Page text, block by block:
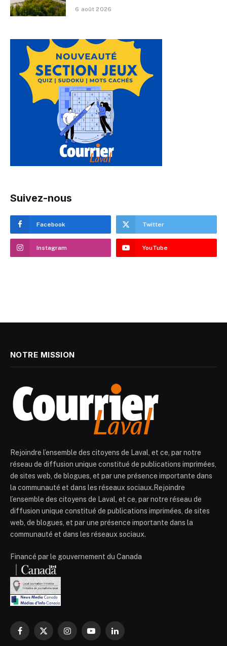
6 août 2026
Suivez-nous
Facebook Twitter
Instagram YouTube
NOTRE MISSION
Rejoindre l’ensemble des citoyens de Laval, et ce, par notre
réseau de diffusion unique constitué de publications imprimées,
de sites web, de blogues, et par une présence importante dans
la communauté et dans les réseaux sociaux.Rejoindre
l’ensemble des citoyens de Laval, et ce, par notre réseau de
diffusion unique constitué de publications imprimées, de sites
web, de blogues, et par une présence importante dans la
communauté et dans les réseaux sociaux.
Financé par le gouvernement du Canada
Facebook
X
InstagramYouTubeLinkedIn